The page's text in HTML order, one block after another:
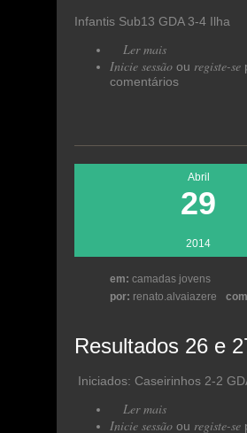
Infantis Sub13 GDA 3-4 Ilha
Ler mais
abril
Inicie sessão ou registe-se
comentários
Abril
29
2014
em: camadas jovens
por: renato.alvaiazere
Resultados 26 e
Iniciados: Caseirinhos 2-2
Ler mais
abril
Inicie sessão ou registe-se